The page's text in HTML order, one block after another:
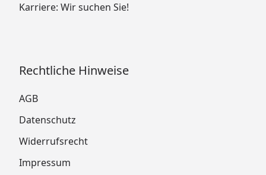
Karriere: Wir suchen Sie!
Rechtliche Hinweise
AGB
Datenschutz
Widerrufsrecht
Impressum